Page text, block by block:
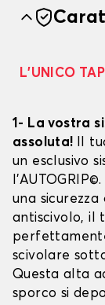
L’UNICO
1- La vostra
assoluta! Il
un esclusivo
una
antiscivolo, il
scivolare
Questa alta
sporco si